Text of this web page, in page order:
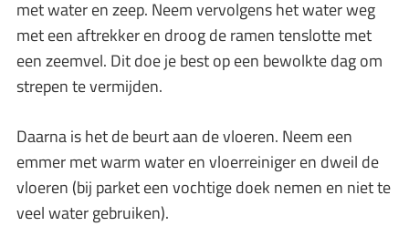
met water en zeep. Neem vervolgens het water weg
met een aftrekker en droog de ramen tenslotte met
een zeemvel. Dit doe je best op een bewolkte dag om
strepen te vermijden.
Daarna is het de beurt aan de vloeren. Neem een
emmer met warm water en vloerreiniger en dweil de
vloeren (bij parket een vochtige doek nemen en niet te
veel water gebruiken).